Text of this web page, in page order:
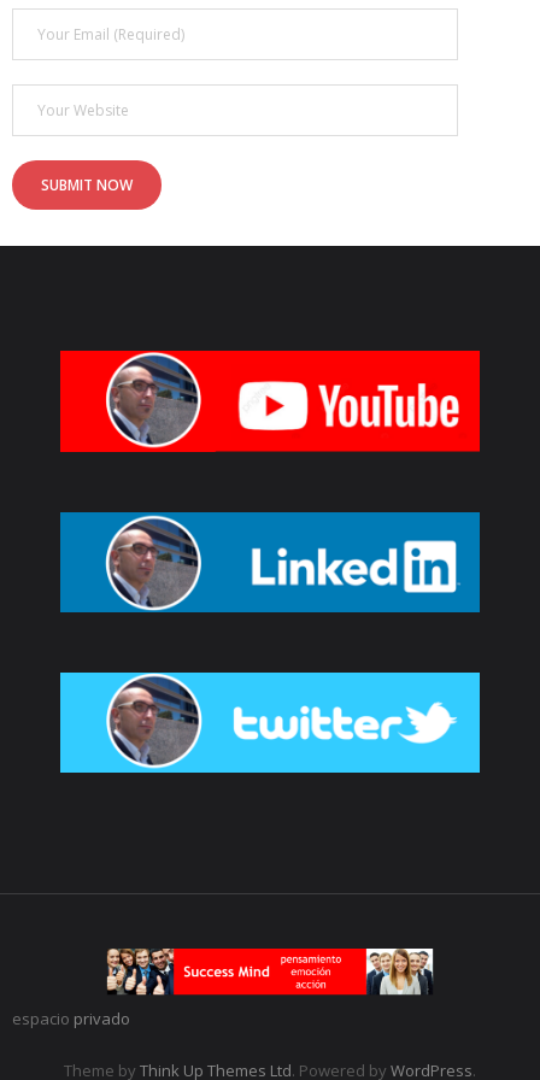
- - ¿Qué son los 6 MOTIVADORES?
Blog
Contacto
espacio privado
Theme by Think Up Themes Ltd. Powered by WordPress.